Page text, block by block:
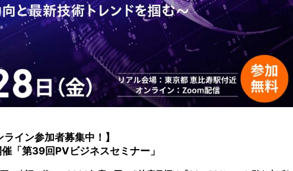
ライン参加者募集中！】
「第39回PVビジネスセミナー」